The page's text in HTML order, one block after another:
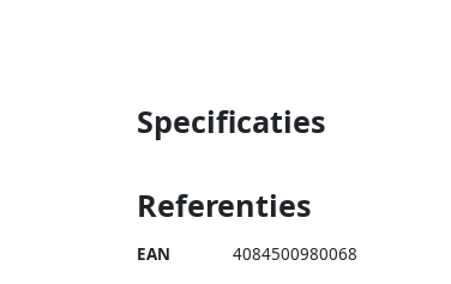
Specificaties
Referenties
EAN 4084500980068